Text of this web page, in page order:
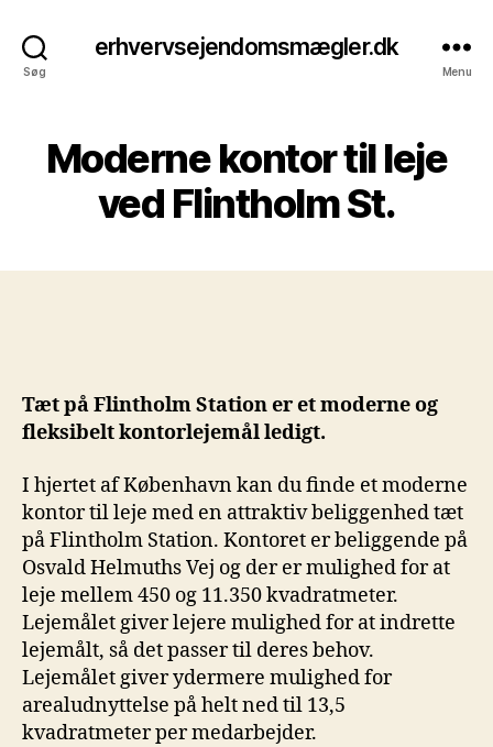
Søg
erhvervsejendomsmægler.dk
Menu
Moderne kontor til leje
ved Flintholm St.
Tæt på Flintholm Station er et moderne og
fleksibelt kontorlejemål ledigt.
I hjertet af København kan du finde et moderne
kontor til leje med en attraktiv beliggenhed tæt
på Flintholm Station. Kontoret er beliggende på
Osvald Helmuths Vej og der er mulighed for at
leje mellem 450 og 11.350 kvadratmeter.
Lejemålet giver lejere mulighed for at indrette
lejemålt, så det passer til deres behov.
Lejemålet giver ydermere mulighed for
arealudnyttelse på helt ned til 13,5
kvadratmeter per medarbejder.